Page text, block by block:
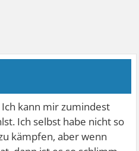
kann mir zumindest
Ich selbst habe nicht so
kämpfen, aber wenn